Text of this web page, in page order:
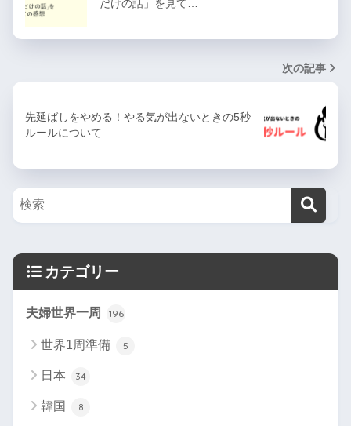
だけの話」を見て…
次の記事
先延ばしをやめる！やる気が出ないときの5秒
ルールについて
カテゴリー
夫婦世界一周 196
世界1周準備 5
日本 34
韓国 8